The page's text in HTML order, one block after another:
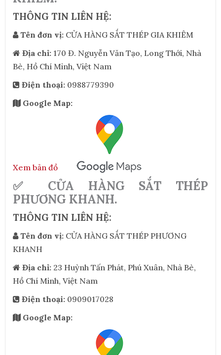
THÔNG TIN LIÊN HỆ:
Tên đơn vị: CỬA HÀNG SẮT THÉP GIA KHIÊM
Địa chỉ: 170 Đ. Nguyễn Văn Tạo, Long Thới, Nhà
Bè, Hồ Chí Minh, Việt Nam
Điện thoại: 0988779390
Google Map:
Xem bản đồ
✅ CỬA HÀNG SẮT THÉP
PHƯƠNG KHANH.
THÔNG TIN LIÊN HỆ:
Tên đơn vị: CỬA HÀNG SẮT THÉP PHƯƠNG
KHANH
Địa chỉ: 23 Huỳnh Tấn Phát, Phú Xuân, Nhà Bè,
Hồ Chí Minh, Việt Nam
Điện thoại: 0909017028
Google Map: